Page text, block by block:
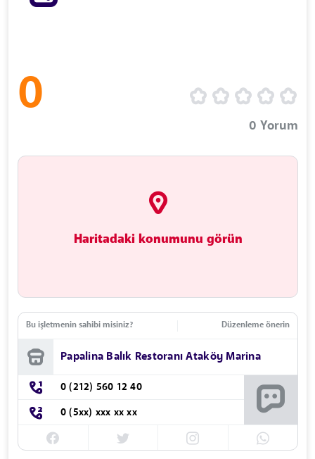
0
0 Yorum
Haritadaki konumunu görün
Bu işletmenin sahibi misiniz? Düzenleme önerin
Papalina Balık Restoranı Ataköy Marina
0 (212) 560 12 40
0 (5xx) xxx xx xx